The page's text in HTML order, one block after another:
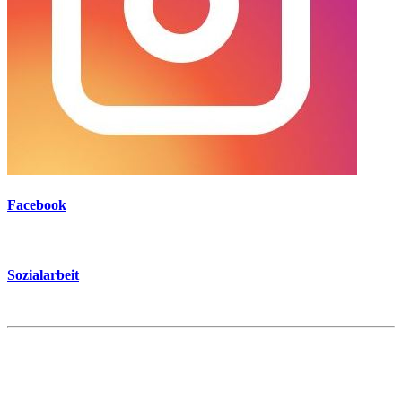
Facebook
Sozialarbeit